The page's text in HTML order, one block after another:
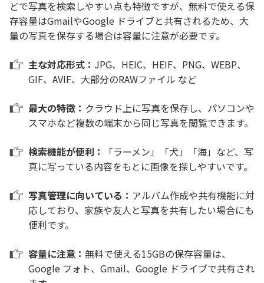
どで写真を検索しやすい点も特徴ですが、無料で使える保
存容量はGmailやGoogle ドライブと共有されるため、大
量の写真を保存する場合は容量に注意が必要です。
主な対応形式： JPG、HEIC、HEIF、PNG、WEBP、
GIF、AVIF、大部分のRAWファイル など
最大の特徴： クラウド上に写真を保存し、パソコンや
スマホなど複数の端末から同じ写真を閲覧できます。
検索機能が便利：
「ラーメン」「犬」「海」など、写
真に写っている内容をもとに画像を探しやすいです。
写真管理に向いている： アルバム作成や共有機能に対
応しており、家族や友人と写真を共有したい場合にも
便利です。
容量に注意： 無料で使える15GBの保存容量は、
Google フォト、Gmail、Google ドライブで共有され